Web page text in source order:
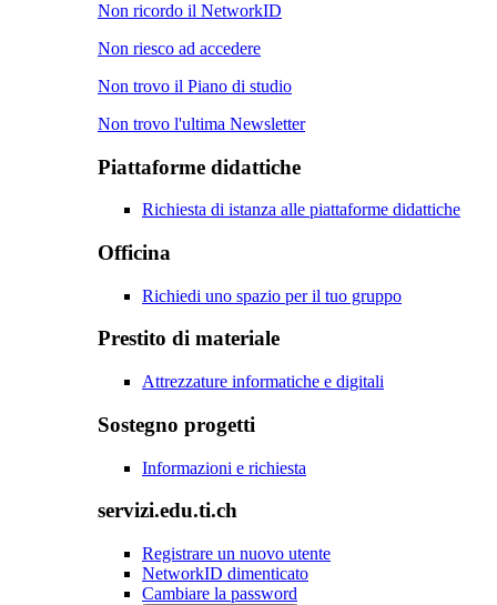
Non ricordo il NetworkID
Non riesco ad accedere
Non trovo il Piano di studio
Non trovo l'ultima Newsletter
Piattaforme didattiche
Richiesta di istanza alle piattaforme didattiche
Officina
Richiedi uno spazio per il tuo gruppo
Prestito di materiale
Attrezzature informatiche e digitali
Sostegno progetti
Informazioni e richiesta
servizi.edu.ti.ch
Registrare un nuovo utente
NetworkID dimenticato
Cambiare la password